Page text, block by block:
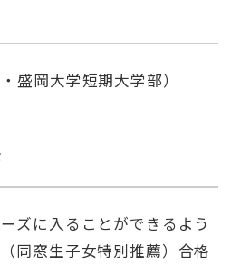
盛岡大学短期大学部）
ズに入ることができるよう
同窓生子女特別推薦）合格